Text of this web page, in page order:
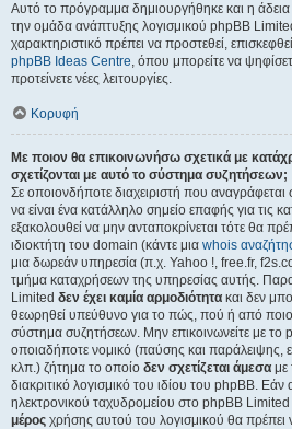
Αυτό το πρόγραμμα δημιουργήθηκε και η
την ομάδα ανάπτυξης λογισμικού phpBB
χαρακτηριστικό πρέπει να προστεθεί,
phpBB Ideas Centre, όπου μπορείτε να
προτείνετε νέες λειτουργίες.
Κορυφή
Με ποιον θα επικοινωνήσω σχετικά με
σχετίζονται με αυτό το σύστημα συζητήσεων;
Σε οποιονδήποτε διαχειριστή που
να είναι ένα κατάλληλο σημείο επαφής για τις
εξακολουθεί να μην ανταποκρίνεται τότε θα
ιδιοκτήτη του domain (κάντε μια whois
μια δωρεάν υπηρεσία (π.χ. Yahoo !, free.fr,
τμήμα καταχρήσεων της υπηρεσίας αυτής.
Limited δεν έχει καμία αρμοδιότητα και δεν
θεωρηθεί υπεύθυνο για το πώς, πού ή από
σύστημα συζητήσεων. Μην επικοινωνείτε με το
οποιαδήποτε νομικό (παύσης και παράλειψης,
κλπ.) ζήτημα το οποίο δεν σχετίζεται άμεσα με
διακριτικό λογισμικό του ιδίου του phpBB. Εάν
ηλεκτρονικού ταχυδρομείου στο phpBB Limited
μέρος χρήσης αυτού του λογισμικού θα πρέπει